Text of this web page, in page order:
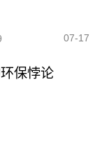
07-17
保悖论